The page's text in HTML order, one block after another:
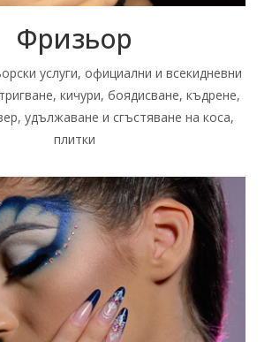
Фризьор
услуги, официални и всекидневни
кичури, боядисване, къдрене,
удължаване и сгъстяване на коса,
плитки